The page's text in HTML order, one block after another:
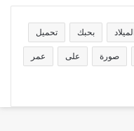
بحبك تحميل
صورة على عمر